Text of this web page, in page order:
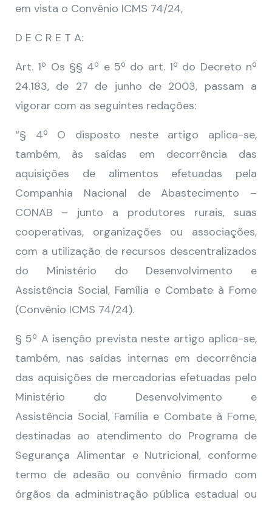
em vista o Convênio ICMS 74/24,
D E C R E T A:
Art. 1º Os §§ 4º e 5º do art. 1º do Decreto nº
24.183, de 27 de junho de 2003, passam a
vigorar com as seguintes redações:
“§ 4º O disposto neste artigo aplica-se,
também, às saídas em decorrência das
aquisições de alimentos efetuadas pela
Companhia Nacional de Abastecimento –
CONAB – junto a produtores rurais, suas
cooperativas, organizações ou associações,
com a utilização de recursos descentralizados
do Ministério do Desenvolvimento e
Assistência Social, Família e Combate à Fome
(Convênio ICMS 74/24).
§ 5º A isenção prevista neste artigo aplica-se,
também, nas saídas internas em decorrência
das aquisições de mercadorias efetuadas pelo
Ministério do Desenvolvimento e
Assistência Social, Família e Combate à Fome,
destinadas ao atendimento do Programa de
Segurança Alimentar e Nutricional, conforme
termo de adesão ou convênio firmado com
órgãos da administração pública estadual ou